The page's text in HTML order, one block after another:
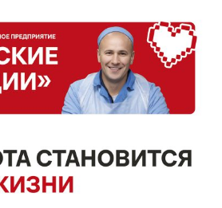
материалов